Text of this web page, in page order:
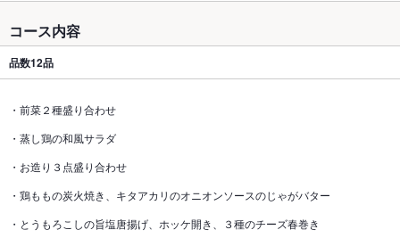
コース内容
品数12品
・前菜２種盛り合わせ
・蒸し鶏の和風サラダ
・お造り３点盛り合わせ
・鶏ももの炭火焼き、キタアカリのオニオンソースのじゃがバター
・とうもろこしの旨塩唐揚げ、ホッケ開き、３種のチーズ春巻き